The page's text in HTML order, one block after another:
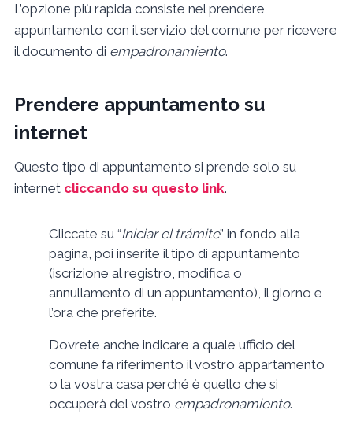
L’opzione più rapida consiste nel prendere
appuntamento con il servizio del comune per ricevere
il documento di empadronamiento.
Prendere appuntamento su
internet
Questo tipo di appuntamento si prende solo su
internet cliccando su questo link.
Cliccate su “Iniciar el trámite” in fondo alla
pagina, poi inserite il tipo di appuntamento
(iscrizione al registro, modifica o
annullamento di un appuntamento), il giorno e
l’ora che preferite.
Dovrete anche indicare a quale ufficio del
comune fa riferimento il vostro appartamento
o la vostra casa perché è quello che si
occuperà del vostro empadronamiento.